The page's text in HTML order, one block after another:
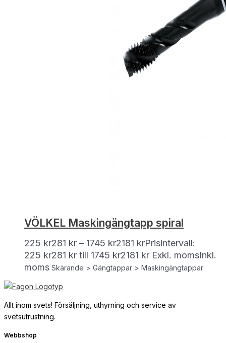
VÖLKEL Maskingängtapp spiral
225 kr281 kr – 1745 kr2181 krPrisintervall:
225 kr281 kr till 1745 kr2181 kr Exkl. momsInkl.
moms Skärande > Gängtappar > Maskingängtappar
Allt inom svets! Försäljning, uthyrning och service av
svetsutrustning.
Webbshop